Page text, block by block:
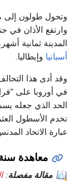
وتحول طولون إلى
وارتفع الأذان في
المدينة ثمانية
أسبانيا وإيطاليا.
وقد أدى هذا
في أوروبا على
الحد الذي جعله
تخدم الأسطول
عبارة الاتحاد
معاهدة سنة 961هـ/
مقالة مفصلة: